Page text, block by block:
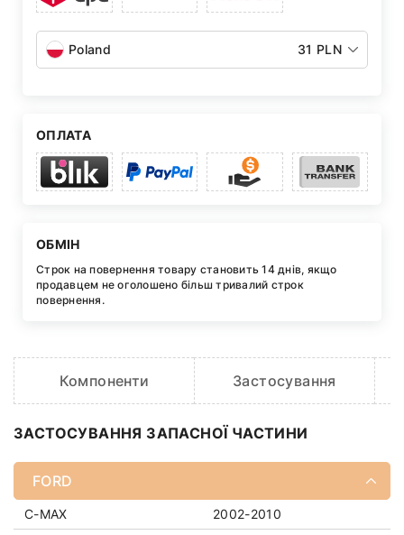
Poland 31 PLN
ОПЛАТА
ОБМІН
Строк на повернення товару становить 14 днів, якщо
продавцем не оголошено більш тривалий строк
повернення.
Компоненти Застосування
ЗАСТОСУВАННЯ ЗАПАСНОЇ ЧАСТИНИ
FORD
C-MAX
2002-2010